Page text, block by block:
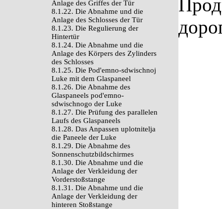
Anlage des Griffes der Tür
8.1.22. Die Abnahme und die
Anlage des Schlosses der Tür
8.1.23. Die Regulierung der
Hintertür
8.1.24. Die Abnahme und die
Anlage des Körpers des Zylinders
des Schlosses
8.1.25. Die Pod'emno-sdwischnoj
Luke mit dem Glaspaneel
8.1.26. Die Abnahme des
Glaspaneels pod'emno-
sdwischnogo der Luke
8.1.27. Die Prüfung des parallelen
Laufs des Glaspaneels
8.1.28. Das Anpassen uplotnitelja
die Paneele der Luke
8.1.29. Die Abnahme des
Sonnenschutzbildschirmes
8.1.30. Die Abnahme und die
Anlage der Verkleidung der
Vorderstoßstange
8.1.31. Die Abnahme und die
Anlage der Verkleidung der
hinteren Stoßstange